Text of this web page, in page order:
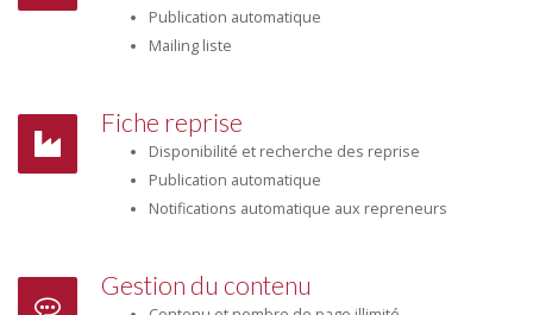
Publication automatique
Mailing liste
Fiche reprise
Disponibilité et recherche des reprise
Publication automatique
Notifications automatique aux repreneurs
Gestion du contenu